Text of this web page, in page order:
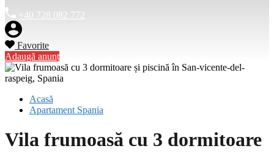
+40 728 082 772
Favorite
Adaugă anunț
Acasă
Apartament Spania
Vila frumoasă cu 3 dormitoare